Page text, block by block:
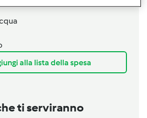
alla lista della spesa
ti serviranno